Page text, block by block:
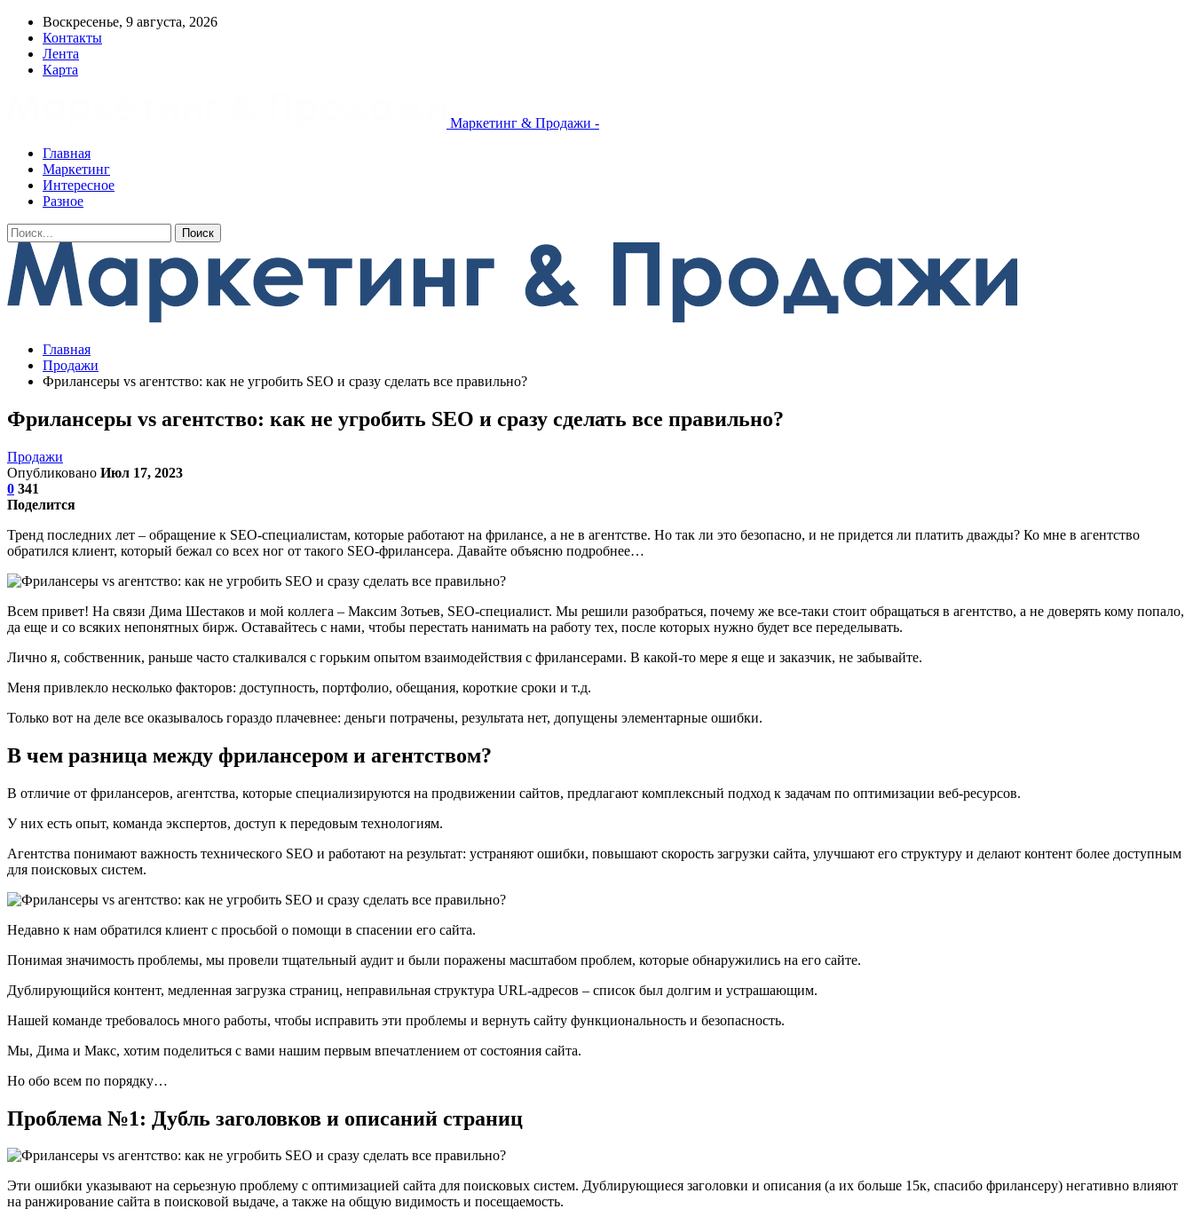
Воскресенье, 9 августа, 2026
Контакты
Лента
Карта
Маркетинг & Продажи -
Главная
Маркетинг
Интересное
Разное
Главная
Продажи
Фрилансеры vs агентство: как не угробить SEO и сразу сделать все правильно?
Фрилансеры vs агентство: как не угробить SEO и сразу сделать все правильно?
Продажи
Опубликовано Июл 17, 2023
0 341
Поделится
Тренд последних лет ‒ обращение к SEO-специалистам, которые работают на фрилансе, а не в агентстве. Но так ли это безопасно, и не придется ли платить дважды? Ко мне в агентство
обратился клиент, который бежал со всех ног от такого SEO-фрилансера. Давайте объясню подробнее…
Всем привет! На связи Дима Шестаков и мой коллега ‒ Максим Зотьев, SEO-специалист. Мы решили разобраться, почему же все-таки стоит обращаться в агентство, а не доверять кому попало,
да еще и со всяких непонятных бирж. Оставайтесь с нами, чтобы перестать нанимать на работу тех, после которых нужно будет все переделывать.
Лично я, собственник, раньше часто сталкивался с горьким опытом взаимодействия с фрилансерами. В какой-то мере я еще и заказчик, не забывайте.
Меня привлекло несколько факторов: доступность, портфолио, обещания, короткие сроки и т.д.
Только вот на деле все оказывалось гораздо плачевнее: деньги потрачены, результата нет, допущены элементарные ошибки.
В чем разница между фрилансером и агентством?
В отличие от фрилансеров, агентства, которые специализируются на продвижении сайтов, предлагают комплексный подход к задачам по оптимизации веб-ресурсов.
У них есть опыт, команда экспертов, доступ к передовым технологиям.
Агентства понимают важность технического SEO и работают на результат: устраняют ошибки, повышают скорость загрузки сайта, улучшают его структуру и делают контент более доступным
для поисковых систем.
Недавно к нам обратился клиент с просьбой о помощи в спасении его сайта.
Понимая значимость проблемы, мы провели тщательный аудит и были поражены масштабом проблем, которые обнаружились на его сайте.
Дублирующийся контент, медленная загрузка страниц, неправильная структура URL-адресов ‒ список был долгим и устрашающим.
Нашей команде требовалось много работы, чтобы исправить эти проблемы и вернуть сайту функциональность и безопасность.
Мы, Дима и Макс, хотим поделиться с вами нашим первым впечатлением от состояния сайта.
Но обо всем по порядку…
Проблема №1: Дубль заголовков и описаний страниц
Эти ошибки указывают на серьезную проблему с оптимизацией сайта для поисковых систем. Дублирующиеся заголовки и описания (а их больше 15к, спасибо фрилансеру) негативно влияют
на ранжирование сайта в поисковой выдаче, а также на общую видимость и посещаемость.